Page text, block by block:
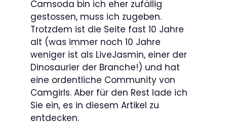
Camsoda bin ich eher zufällig
gestossen, muss ich zugeben.
Trotzdem ist die Seite fast 10 Jahre
alt (was immer noch 10 Jahre
weniger ist als LiveJasmin, einer der
Dinosaurier der Branche!) und hat
eine ordentliche Community von
Camgirls. Aber für den Rest lade ich
Sie ein, es in diesem Artikel zu
entdecken.